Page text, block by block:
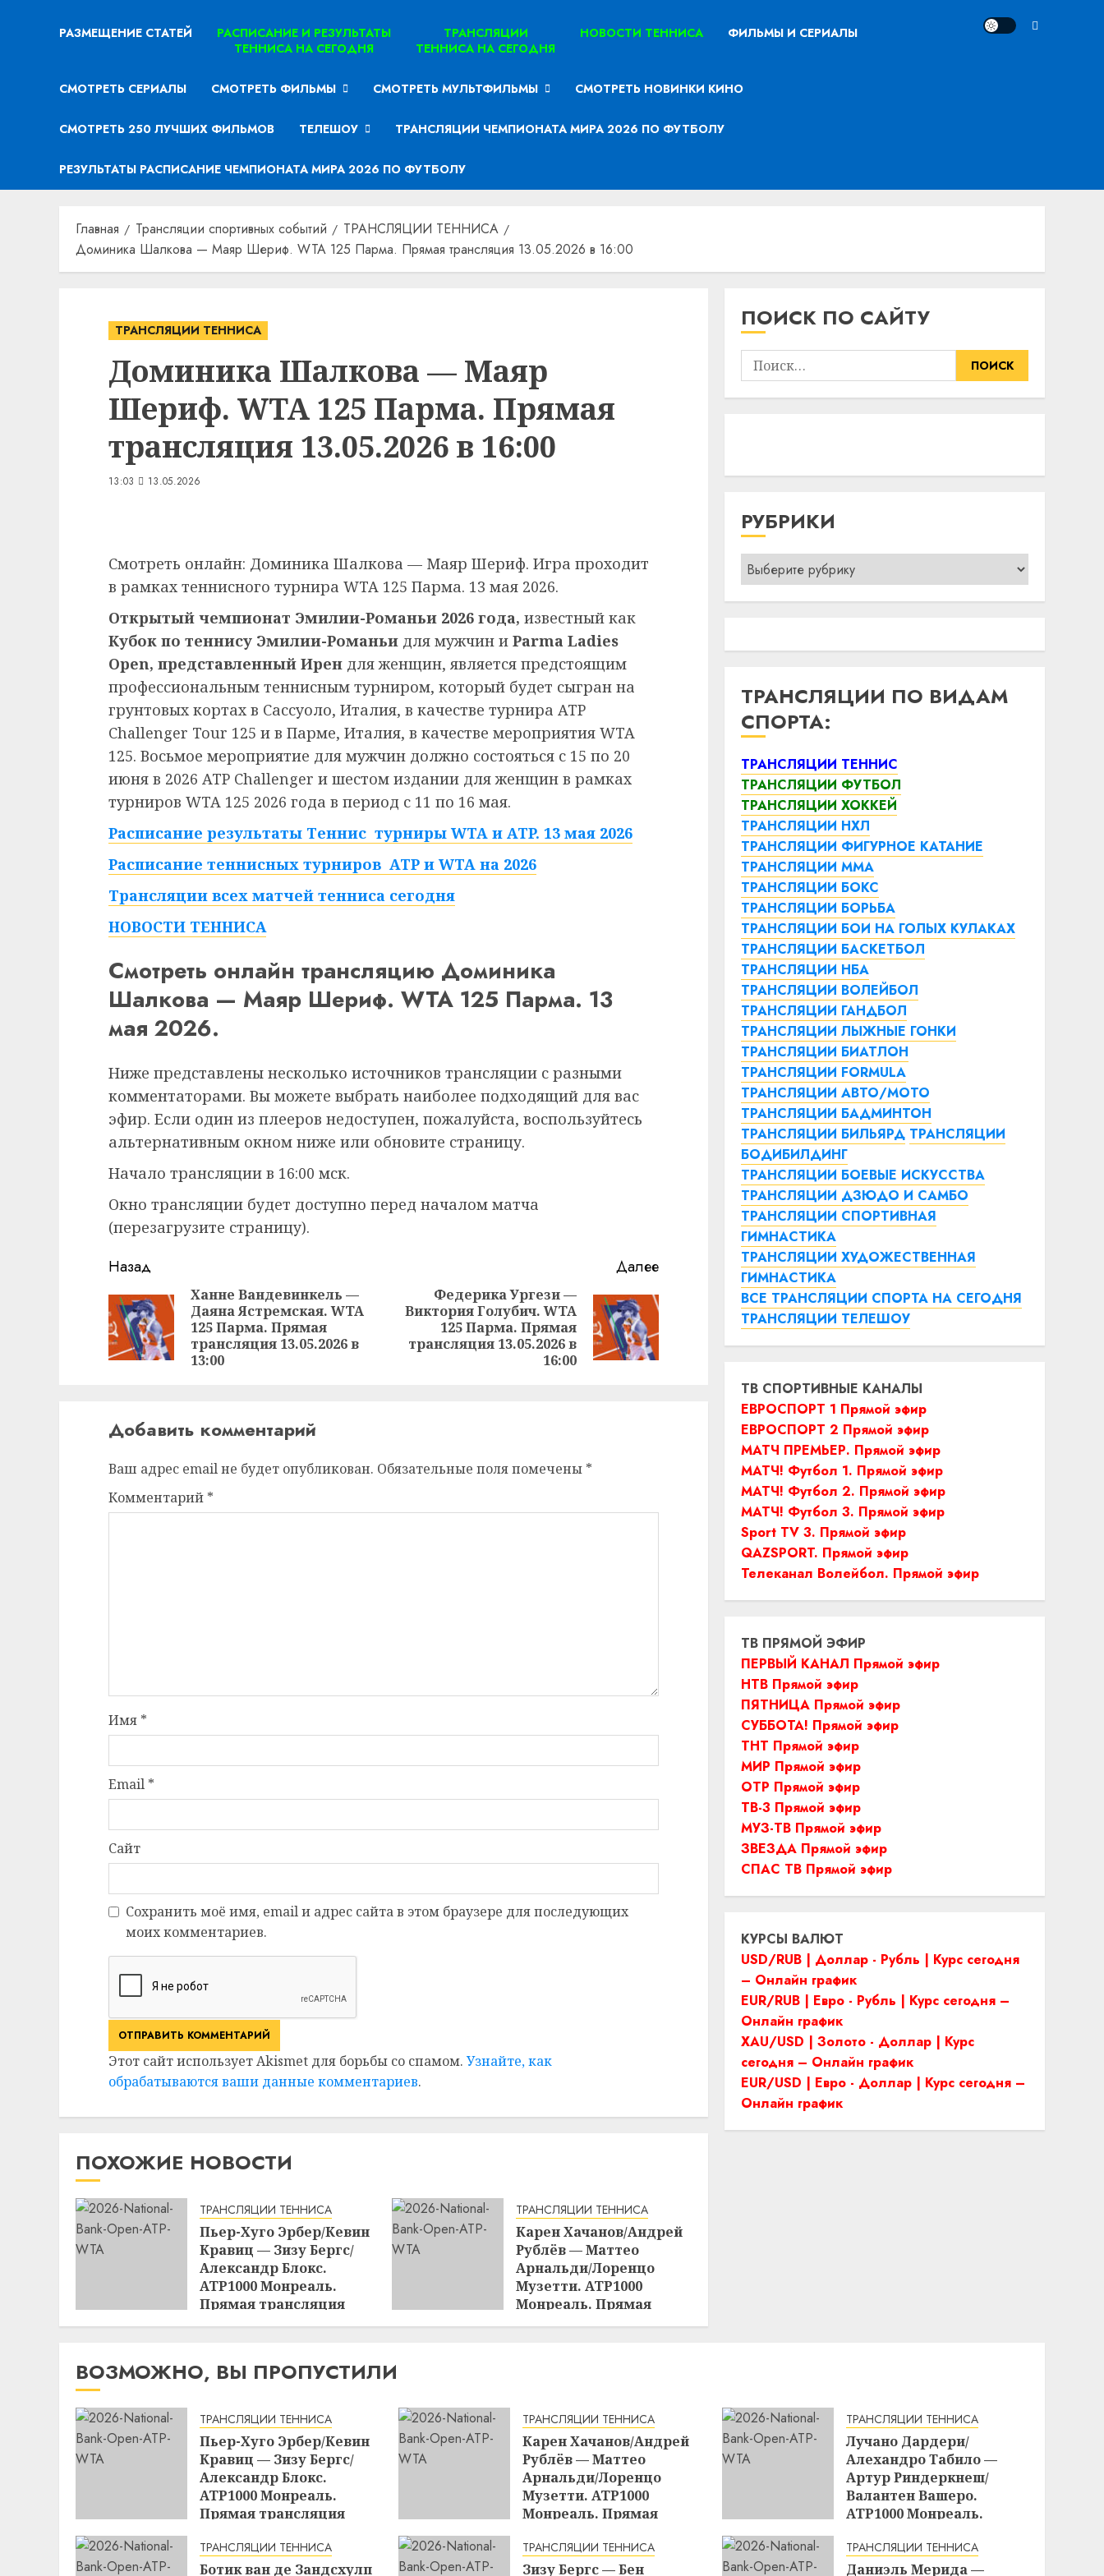
РАЗМЕЩЕНИЕ СТАТЕЙ
РАСПИСАНИЕ И РЕЗУЛЬТАТЫ
ТЕННИСА НА СЕГОДНЯ
ТРАНСЛЯЦИИ
ТЕННИСА НА СЕГОДНЯ
НОВОСТИ ТЕННИСА ФИЛЬМЫ И СЕРИАЛЫ
СМОТРЕТЬ СЕРИАЛЫ СМОТРЕТЬ ФИЛЬМЫ СМОТРЕТЬ МУЛЬТФИЛЬМЫ СМОТРЕТЬ НОВИНКИ КИНО
СМОТРЕТЬ 250 ЛУЧШИХ ФИЛЬМОВ ТЕЛЕШОУ ТРАНСЛЯЦИИ ЧЕМПИОНАТА МИРА 2026 ПО ФУТБОЛУ
РЕЗУЛЬТАТЫ РАСПИСАНИЕ ЧЕМПИОНАТА МИРА 2026 ПО ФУТБОЛУ
Главная Трансляции спортивных событий
ТРАНСЛЯЦИИ ТЕННИСА
Доминика Шалкова — Маяр Шериф. WTA 125 Парма. Прямая трансляция 13.05.2026 в 16:00
ТРАНСЛЯЦИИ ТЕННИСА
Доминика Шалкова — Маяр
Шериф. WTA 125 Парма. Прямая
трансляция 13.05.2026 в 16:00
13:03 13.05.2026
Смотреть онлайн: Доминика Шалкова — Маяр Шериф. Игра проходит
в рамках теннисного турнира WTA 125 Парма. 13 мая 2026.
Открытый чемпионат Эмилии-Романьи 2026 года, известный как
Кубок по теннису Эмилии-Романьи для мужчин и Parma Ladies
Open, представленный Ирен для женщин, является предстоящим
профессиональным теннисным турниром, который будет сыгран на
грунтовых кортах в Сассуоло, Италия, в качестве турнира ATP
Challenger Tour 125 и в Парме, Италия, в качестве мероприятия WTA
125. Восьмое мероприятие для мужчин должно состояться с 15 по 20
июня в 2026 ATP Challenger и шестом издании для женщин в рамках
турниров WTA 125 2026 года в период с 11 по 16 мая.
Расписание результаты Теннис турниры WTA и ATP. 13 мая 2026
Расписание теннисных турниров ATP и WTA на 2026
Трансляции всех матчей тенниса сегодня
НОВОСТИ ТЕННИСА
Смотреть онлайн трансляцию Доминика
Шалкова — Маяр Шериф. WTA 125 Парма. 13
мая 2026.
Ниже представлены несколько источников трансляции с разными
комментаторами. Вы можете выбрать наиболее подходящий для вас
эфир. Если один из плееров недоступен, пожалуйста, воспользуйтесь
альтернативным окном ниже или обновите страницу.
Начало трансляции в 16:00 мск.
Окно трансляции будет доступно перед началом матча
(перезагрузите страницу).
Продолжить
чтение
Назад
Предыдущая
запись:
Ханне Вандевинкель —
Даяна Ястремская. WTA
125 Парма. Прямая
трансляция 13.05.2026 в
13:00
Далее
Следующая
запись:
Федерика Ургези —
Виктория Голубич. WTA
125 Парма. Прямая
трансляция 13.05.2026 в
16:00
Добавить комментарий
Ваш адрес email не будет опубликован. Обязательные поля помечены *
Комментарий *
Имя *
Email *
Сайт
Сохранить моё имя, email и адрес сайта в этом браузере для последующих
моих комментариев.
Этот сайт использует Akismet для борьбы со спамом. Узнайте, как
обрабатываются ваши данные комментариев.
ПОХОЖИЕ НОВОСТИ
ТРАНСЛЯЦИИ ТЕННИСА
Пьер-Хуго Эрбер/Кевин
Кравиц — Зизу Бергс/
Александр Блокс.
ATP1000 Монреаль.
Прямая трансляция
08.08.2026 в 00:00
ТРАНСЛЯЦИИ ТЕННИСА
Карен Хачанов/Андрей
Рублёв — Маттео
Арнальди/Лоренцо
Музетти. ATP1000
Монреаль. Прямая
трансляция 07.08.2026 в
ПОИСК ПО САЙТУ
Найти:
РУБРИКИ
Рубрики
ТРАНСЛЯЦИИ ПО ВИДАМ
СПОРТА:
ТРАНСЛЯЦИИ ТЕННИС
ТРАНСЛЯЦИИ ФУТБОЛ
ТРАНСЛЯЦИИ ХОККЕЙ
ТРАНСЛЯЦИИ НХЛ
ТРАНСЛЯЦИИ ФИГУРНОЕ КАТАНИЕ
ТРАНСЛЯЦИИ ММА
ТРАНСЛЯЦИИ БОКС
ТРАНСЛЯЦИИ БОРЬБА
ТРАНСЛЯЦИИ БОИ НА ГОЛЫХ КУЛАКАХ
ТРАНСЛЯЦИИ БАСКЕТБОЛ
ТРАНСЛЯЦИИ НБА
ТРАНСЛЯЦИИ ВОЛЕЙБОЛ
ТРАНСЛЯЦИИ ГАНДБОЛ
ТРАНСЛЯЦИИ ЛЫЖНЫЕ ГОНКИ
ТРАНСЛЯЦИИ БИАТЛОН
ТРАНСЛЯЦИИ FORMULA
ТРАНСЛЯЦИИ АВТО/МОТО
ТРАНСЛЯЦИИ БАДМИНТОН
ТРАНСЛЯЦИИ БИЛЬЯРД ТРАНСЛЯЦИИ
БОДИБИЛДИНГ
ТРАНСЛЯЦИИ БОЕВЫЕ ИСКУССТВА
ТРАНСЛЯЦИИ ДЗЮДО И САМБО
ТРАНСЛЯЦИИ СПОРТИВНАЯ
ГИМНАСТИКА
ТРАНСЛЯЦИИ ХУДОЖЕСТВЕННАЯ
ГИМНАСТИКА
ВСЕ ТРАНСЛЯЦИИ СПОРТА НА СЕГОДНЯ
ТРАНСЛЯЦИИ ТЕЛЕШОУ
ТВ СПОРТИВНЫЕ КАНАЛЫ
ЕВРОСПОРТ 1 Прямой эфир
ЕВРОСПОРТ 2 Прямой эфир
МАТЧ ПРЕМЬЕР. Прямой эфир
МАТЧ! Футбол 1. Прямой эфир
МАТЧ! Футбол 2. Прямой эфир
МАТЧ! Футбол 3. Прямой эфир
Sport TV 3. Прямой эфир
QAZSPORT. Прямой эфир
Телеканал Волейбол. Прямой эфир
ТВ ПРЯМОЙ ЭФИР
ПЕРВЫЙ КАНАЛ Прямой эфир
НТВ Прямой эфир
ПЯТНИЦА Прямой эфир
СУББОТА! Прямой эфир
ТНТ Прямой эфир
МИР Прямой эфир
ОТР Прямой эфир
ТВ-3 Прямой эфир
МУЗ-ТВ Прямой эфир
ЗВЕЗДА Прямой эфир
СПАС ТВ Прямой эфир
КУРСЫ ВАЛЮТ
USD/RUB | Доллар - Рубль | Курс сегодня
– Онлайн график
EUR/RUB | Евро - Рубль | Курс сегодня –
Онлайн график
XAU/USD | Золото - Доллар | Курс
сегодня – Онлайн график
EUR/USD | Евро - Доллар | Курс сегодня –
Онлайн график
ВОЗМОЖНО, ВЫ ПРОПУСТИЛИ
ТРАНСЛЯЦИИ ТЕННИСА
Пьер-Хуго Эрбер/Кевин
Кравиц — Зизу Бергс/
Александр Блокс.
ATP1000 Монреаль.
Прямая трансляция
15:19 07.08.2026
ТРАНСЛЯЦИИ ТЕННИСА
Карен Хачанов/Андрей
Рублёв — Маттео
Арнальди/Лоренцо
Музетти. ATP1000
Монреаль. Прямая
23:00
15:17 07.08.2026
ТРАНСЛЯЦИИ ТЕННИСА
Лучано Дардери/
Алехандро Табило —
Артур Риндеркнеш/
Валантен Вашеро.
ATP1000 Монреаль.
07.08.2026 в 22:30
15:16 07.08.2026
ТРАНСЛЯЦИИ ТЕННИСА
Ботик ван де Зандсхулп
ТРАНСЛЯЦИИ ТЕННИСА
Зизу Бергс — Бен
ТРАНСЛЯЦИИ ТЕННИСА
Даниэль Мерида —